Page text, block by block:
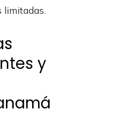
limitadas.
y